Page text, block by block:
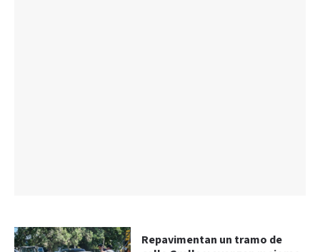
Repavimentan un tramo de